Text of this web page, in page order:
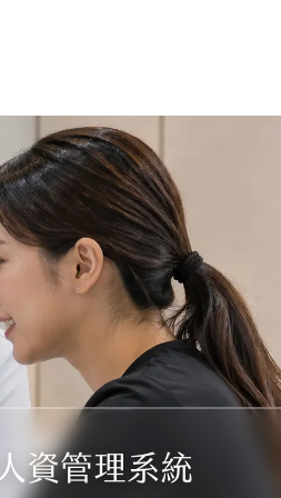
資管理系統